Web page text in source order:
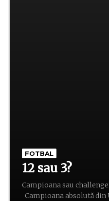
FOTBAL
12 sau 3?
Campioana sau
Campioana absolută din